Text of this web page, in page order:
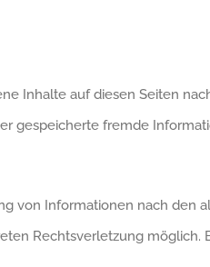
Inhalte auf diesen Seiten
gespeicherte fremde
von Informationen nach den
Rechtsverletzung